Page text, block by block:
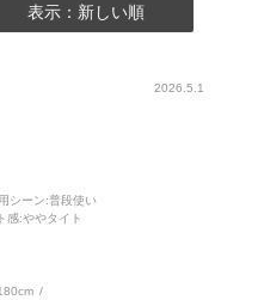
表示：新しい順
2026.5.1
シーン:普段使い
感:ややタイト